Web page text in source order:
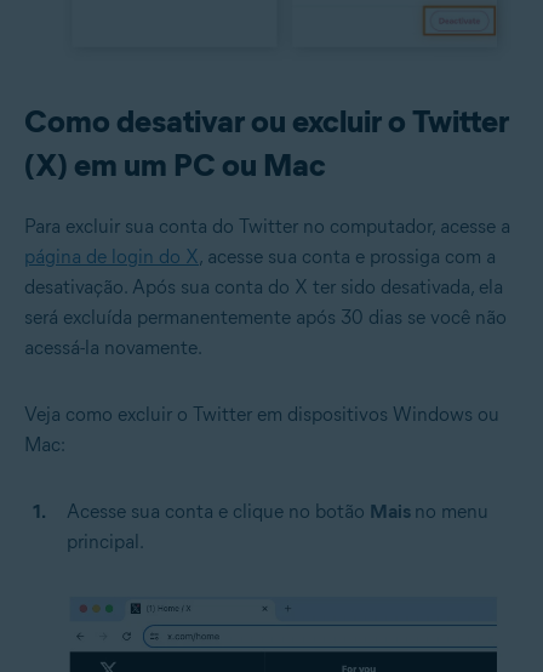
Como desativar ou excluir o Twitter
(X) em um PC ou Mac
Para excluir sua conta do Twitter no computador, acesse a
página de login do X, acesse sua conta e prossiga com a
desativação. Após sua conta do X ter sido desativada, ela
será excluída permanentemente após 30 dias se você não
acessá-la novamente.
Veja como excluir o Twitter em dispositivos Windows ou
Mac:
Acesse sua conta e clique no botão Mais no menu
principal.